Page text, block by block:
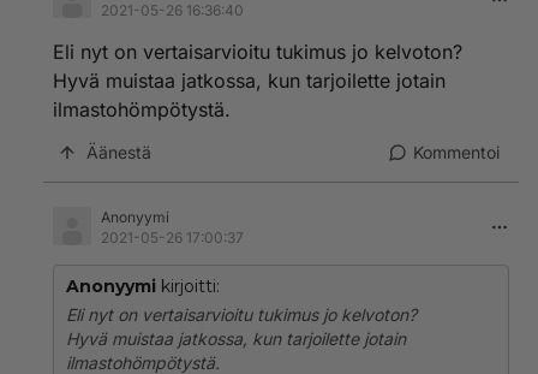
2021-05-26 16:36:40
Eli nyt on vertaisarvioitu tukimus jo kelvoton?
Hyvä muistaa jatkossa, kun tarjoilette jotain
ilmastohömpötystä.
Äänestä Kommentoi
Anonyymi
2021-05-26 17:00:37
Anonyymi kirjoitti:
Eli nyt on vertaisarvioitu tukimus jo kelvoton?
Hyvä muistaa jatkossa, kun tarjoilette jotain
ilmastohömpötystä.